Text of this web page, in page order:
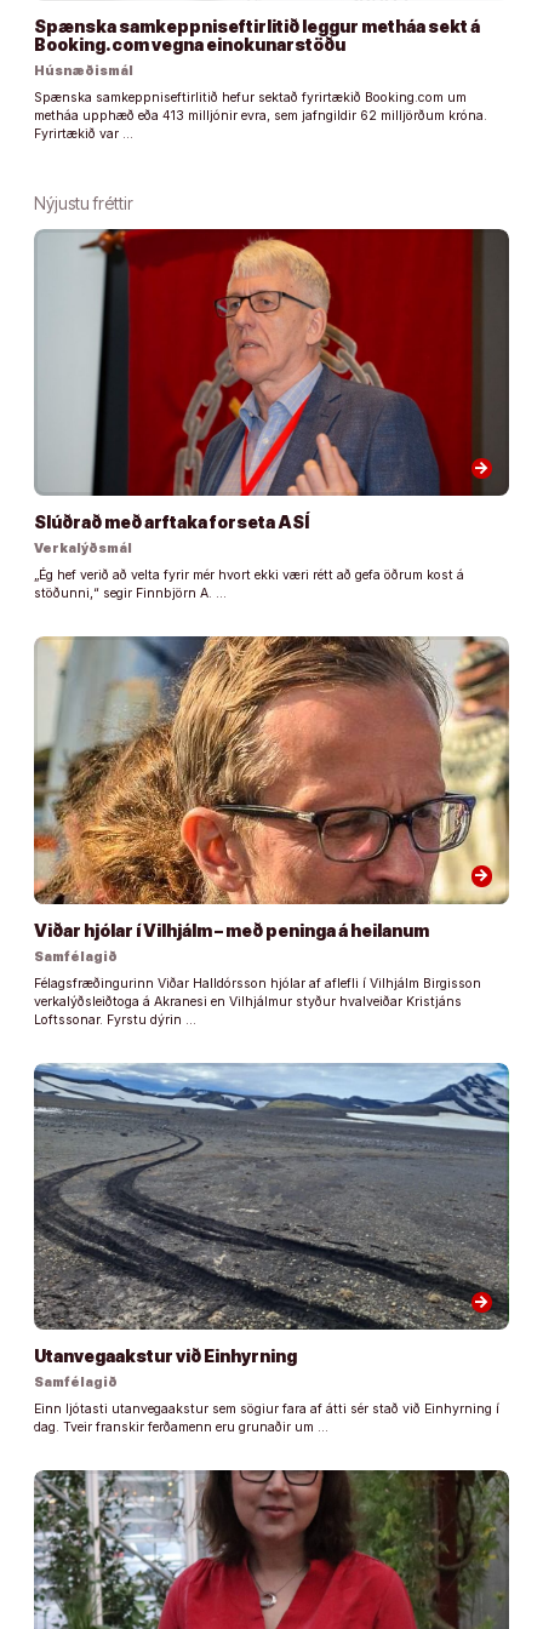
Spænska samkeppniseftirlitið leggur metháa sekt á
Booking.com vegna einokunarstöðu
Húsnæðismál
Spænska samkeppniseftirlitið hefur sektað fyrirtækið Booking.com um
metháa upphæð eða 413 milljónir evra, sem jafngildir 62 milljörðum króna.
Fyrirtækið var …
Nýjustu fréttir
arrow_forward
Slúðrað með arftaka forseta ASÍ
Verkalýðsmál
„Ég hef verið að velta fyrir mér hvort ekki væri rétt að gefa öðrum kost á
stöðunni,“ segir Finnbjörn A. …
arrow_forward
Viðar hjólar í Vilhjálm – með peninga á heilanum
Samfélagið
Félagsfræðingurinn Viðar Halldórsson hjólar af aflefli í Vilhjálm Birgisson
verkalýðsleiðtoga á Akranesi en Vilhjálmur styður hvalveiðar Kristjáns
Loftssonar. Fyrstu dýrin …
arrow_forward
Utanvegaakstur við Einhyrning
Samfélagið
Einn ljótasti utanvegaakstur sem sögiur fara af átti sér stað við Einhyrning í
dag. Tveir franskir ferðamenn eru grunaðir um …